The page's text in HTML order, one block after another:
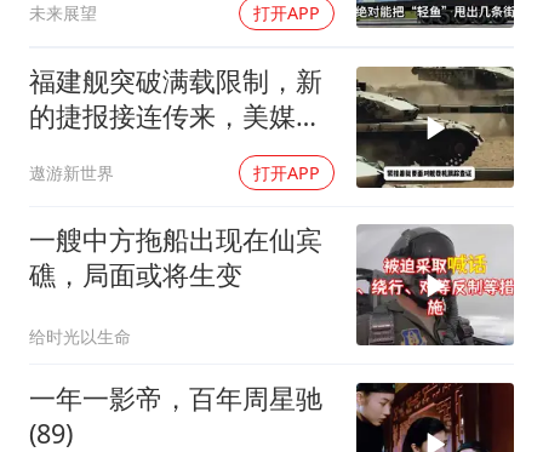
未来展望 打开APP
福建舰突破满载限制，新
的捷报接连传来，美媒已
遨游新世界 打开APP
一艘中方拖船出现在仙宾
礁，局面或将生变
给时光以生命
一年一影帝，百年周星驰
(89)